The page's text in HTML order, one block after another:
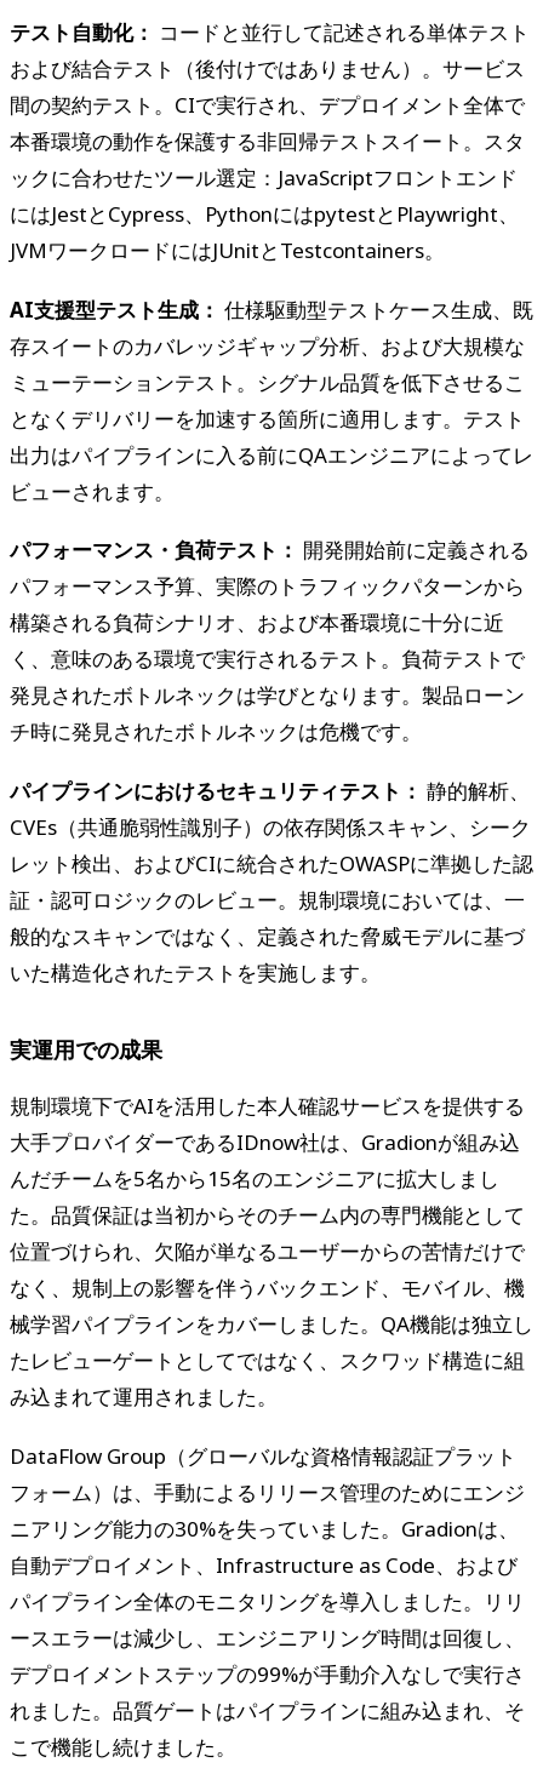
テスト自動化： コードと並行して記述される単体テスト
および結合テスト（後付けではありません）。サービス
間の契約テスト。CIで実行され、デプロイメント全体で
本番環境の動作を保護する非回帰テストスイート。スタ
ックに合わせたツール選定：JavaScriptフロントエンド
にはJestとCypress、PythonにはpytestとPlaywright、
JVMワークロードにはJUnitとTestcontainers。
AI支援型テスト生成： 仕様駆動型テストケース生成、既
存スイートのカバレッジギャップ分析、および大規模な
ミューテーションテスト。シグナル品質を低下させるこ
となくデリバリーを加速する箇所に適用します。テスト
出力はパイプラインに入る前にQAエンジニアによってレ
ビューされます。
パフォーマンス・負荷テスト： 開発開始前に定義される
パフォーマンス予算、実際のトラフィックパターンから
構築される負荷シナリオ、および本番環境に十分に近
く、意味のある環境で実行されるテスト。負荷テストで
発見されたボトルネックは学びとなります。製品ローン
チ時に発見されたボトルネックは危機です。
パイプラインにおけるセキュリティテスト： 静的解析、
CVEs（共通脆弱性識別子）の依存関係スキャン、シーク
レット検出、およびCIに統合されたOWASPに準拠した認
証・認可ロジックのレビュー。規制環境においては、一
般的なスキャンではなく、定義された脅威モデルに基づ
いた構造化されたテストを実施します。
実運用での成果
規制環境下でAIを活用した本人確認サービスを提供する
大手プロバイダーであるIDnow社は、Gradionが組み込
んだチームを5名から15名のエンジニアに拡大しまし
た。品質保証は当初からそのチーム内の専門機能として
位置づけられ、欠陥が単なるユーザーからの苦情だけで
なく、規制上の影響を伴うバックエンド、モバイル、機
械学習パイプラインをカバーしました。QA機能は独立し
たレビューゲートとしてではなく、スクワッド構造に組
み込まれて運用されました。
DataFlow Group（グローバルな資格情報認証プラット
フォーム）は、手動によるリリース管理のためにエンジ
ニアリング能力の30%を失っていました。Gradionは、
自動デプロイメント、Infrastructure as Code、および
パイプライン全体のモニタリングを導入しました。リリ
ースエラーは減少し、エンジニアリング時間は回復し、
デプロイメントステップの99%が手動介入なしで実行さ
れました。品質ゲートはパイプラインに組み込まれ、そ
こで機能し続けました。